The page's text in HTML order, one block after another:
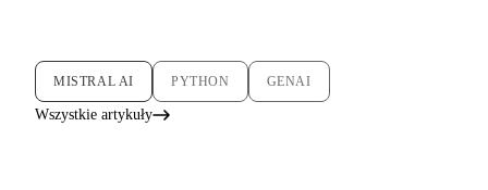
MISTRAL AI PYTHON GENAI
Wszystkie artykuły